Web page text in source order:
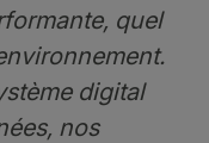
quel
digital
nos